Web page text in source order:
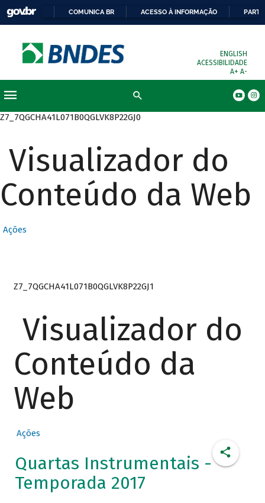
COMUNICA BR ACESSO À INFORMAÇÃO
ENGLISH
ACESSIBILIDADE
A+ A-
Z7_7QGCHA41L071B0QGLVK8P22GJ0
Visualizador do
Conteúdo da Web
Ações
Z7_7QGCHA41L071B0QGLVK8P22GJ1
Visualizador do
Conteúdo da
Web
Ações
Quartas Instrumentais -
Temporada 2017